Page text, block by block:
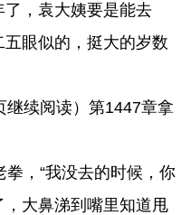
，袁大姨要是能去
眼似的，挺大的岁数
续阅读）第1447章拿
，“我没去的时候，你
大鼻涕到嘴里知道甩